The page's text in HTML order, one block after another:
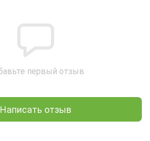
первый отзыв
Написать отзыв